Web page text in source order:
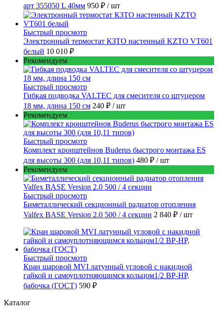
арт 355050 L 40мм 950 ₽ / шт
Быстрый просмотр
Электронный термостат КЗТО настенный KZTO VT601
белый 10 010 ₽
Рекомендуем
Быстрый просмотр
Гибкая подводка VALTEC для смесителя со штуцером
18 мм, длина 150 см 240 ₽ / шт
Рекомендуем
Быстрый просмотр
Комплект кронштейнов Buderus быстрого монтажа ES
для высоты 300 (для 10,11 типов) 480 ₽ / шт
Рекомендуем
Быстрый просмотр
Биметаллический секционный радиатор отопления
Valfex BASE Version 2.0 500 / 4 секции 2 840 ₽ / шт
Быстрый просмотр
Кран шаровой MVI латунный угловой с накидной
гайкой и самоуплотняющимся кольцом1/2 ВР-НР,
бабочка (ГОСТ) 590 ₽
Каталог